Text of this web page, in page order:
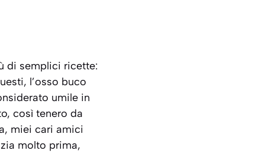
di semplici ricette:
l’osso buco
umile in
così tenero da
miei cari amici
molto prima,